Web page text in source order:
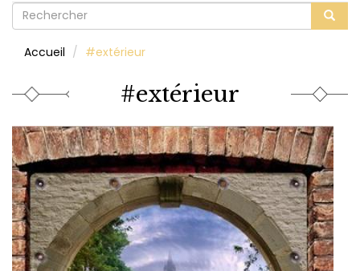
Formulaire
recherche
Accueil #extérieur
#extérieur